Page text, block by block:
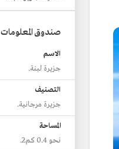
صندوق المعلومات
الاسم
جزيرة لبنة.
التصنيف
جزيرة مرجانية.
المساحة
نحو 0.4 كم2.